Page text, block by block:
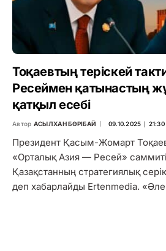
Тоқаевтың теріскей
Ресеймен қатынастың
қатқыл есебі
Автор АСЫЛХАН БӨРІБАЙ 09.10.2025 ∣ 21:30
Президент Қасым-Жомарт
«Орталық Азия — Ресей»
Қазақстанның стратегиялық
деп хабарлайды Ertenmedia.